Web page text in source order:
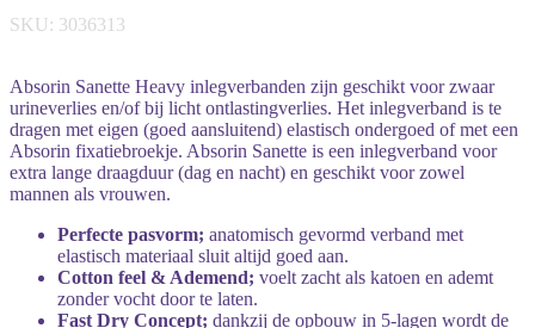
SKU: 3036313
Absorin Sanette Heavy inlegverbanden zijn geschikt voor zwaar
urineverlies en/of bij licht ontlastingverlies. Het inlegverband is te
dragen met eigen (goed aansluitend) elastisch ondergoed of met een
Absorin fixatiebroekje. Absorin Sanette is een inlegverband voor
extra lange draagduur (dag en nacht) en geschikt voor zowel
mannen als vrouwen.
Perfecte pasvorm; anatomisch gevormd verband met
elastisch materiaal sluit altijd goed aan.
Cotton feel & Ademend; voelt zacht als katoen en ademt
zonder vocht door te laten.
Fast Dry Concept; dankzij de opbouw in 5-lagen wordt de